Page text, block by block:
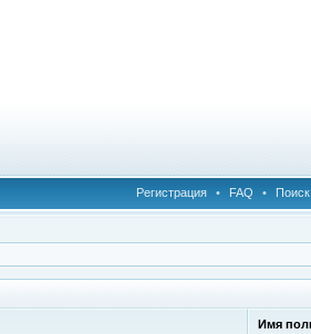
Регистрация • FAQ • Поиск
Имя